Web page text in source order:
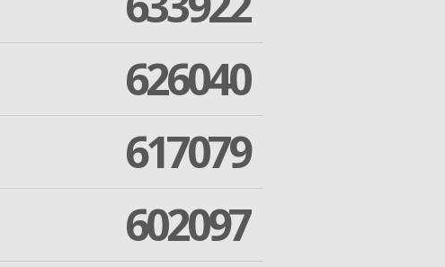
626040
617079
602097